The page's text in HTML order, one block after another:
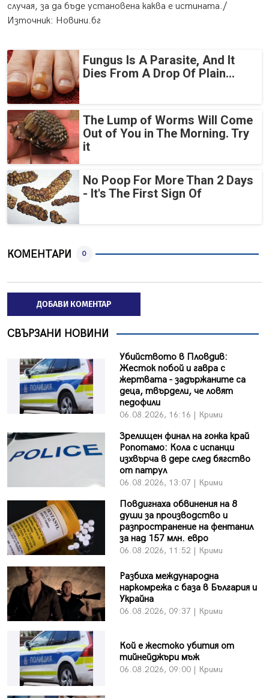
случая, за да бъде установена каква е истината./
Източник: Новини.бг
Fungus Is A Parasite, And It
Dies From A Drop Of Plain...
The Lump of Worms Will Come
Out of You in The Morning. Try
it
No Poop For More Than 2 Days
- It's The First Sign Of
КОМЕНТАРИ 0
ДОБАВИ КОМЕНТАР
СВЪРЗАНИ НОВИНИ
Убийството в Пловдив:
Жесток побой и гавра с
жертвата - задържаните са
деца, твърдели, че ловят
педофили
06.08.2026, 16:16 | Крими
Зрелищен финал на гонка край
Ропотамо: Кола с испанци
изхвърча в дере след бягство
от патрул
06.08.2026, 13:07 | Крими
Повдигнаха обвинения на 8
души за производство и
разпространение на фентанил
за над 157 млн. евро
06.08.2026, 11:52 | Крими
Разбиха международна
наркомрежа с база в България и
Украйна
06.08.2026, 09:37 | Крими
Кой е жестоко убития от
тийнейджъри мъж
06.08.2026, 09:00 | Крими